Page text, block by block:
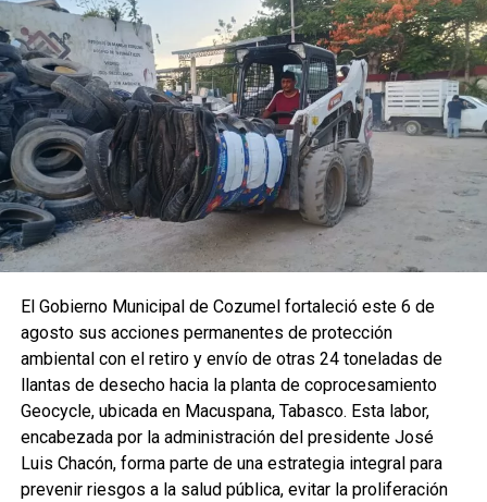
Personal de Servicios Públicos realizó la limpieza de
cuatro terrenos abandonados denunciados por vecinos,
los cuales representaban riesgos sanitarios por la
presencia de basura y objetos en desuso. A través del
programa Liberación de Vialidades, la Dirección de
Tránsito notificó cinco vehículos y una lancha con
remolque que permanecían en la vía pública, atendiendo
reportes realizados mediante el número de emergencias
911.
El Departamento de Áreas Verdes efectuó poda de
árboles, limpieza de aceras y desbrozado de espacios
públicos para mejorar la movilidad y la seguridad peatonal.
Asimismo, la Brigada del Centro de Control Animal llevó a
cabo recorridos preventivos de vigilancia, mientras que
personal municipal realizó el desazolve y profundización
de pozos de absorción como medida preventiva ante la
temporada de lluvias, reforzando la capacidad de
respuesta para evitar encharcamientos e inundaciones.
El Gobierno Municipal de Cozumel fortaleció este 6 de
agosto sus acciones permanentes de protección
ambiental con el retiro y envío de otras 24 toneladas de
llantas de desecho hacia la planta de coprocesamiento
Geocycle, ubicada en Macuspana, Tabasco. Esta labor,
encabezada por la administración del presidente José
Luis Chacón, forma parte de una estrategia integral para
prevenir riesgos a la salud pública, evitar la proliferación